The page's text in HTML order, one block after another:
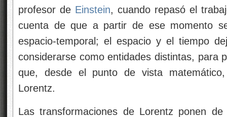
profesor de Einstein, cuando repasó el
cuenta de que a partir de ese momento
espacio-temporal; el espacio y el tiempo
considerarse como entidades distintas, para
que, desde el punto de vista
Lorentz.
Las transformaciones de Lorentz ponen